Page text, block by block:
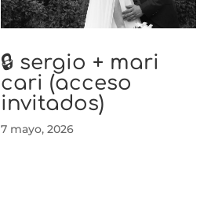
🔒 sergio + mari
cari (acceso
invitados)
7 mayo, 2026